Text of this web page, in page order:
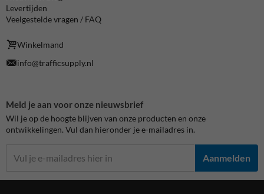
Levertijden
Veelgestelde vragen / FAQ
Winkelmand
info@trafficsupply.nl
Meld je aan voor onze nieuwsbrief
Wil je op de hoogte blijven van onze producten en onze
ontwikkelingen. Vul dan hieronder je e-mailadres in.
Aanmelden